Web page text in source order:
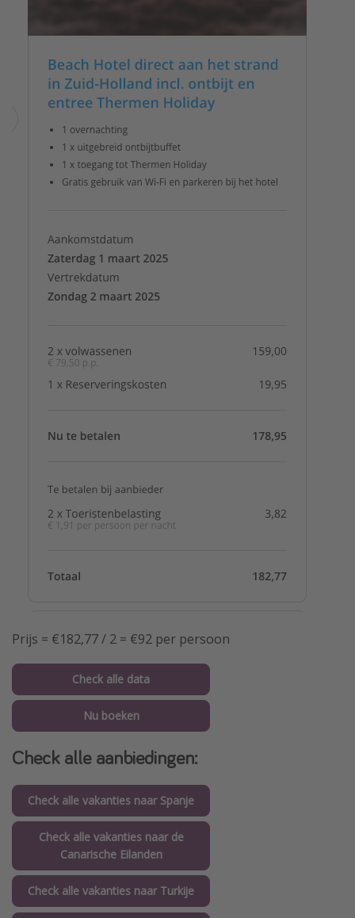
Prijs = €182,77 / 2 = €92 per persoon
Check alle data
Nu boeken
Check alle aanbiedingen:
Check alle vakanties naar Spanje
Check alle vakanties naar de
Canarische Eilanden
Check alle vakanties naar Turkije